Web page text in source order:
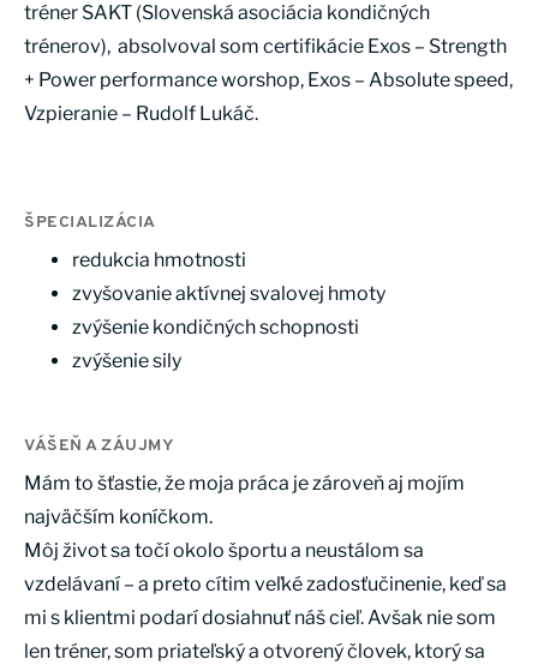
tréner SAKT (Slovenská asociácia kondičných
trénerov), absolvoval som certifikácie Exos – Strength
+ Power performance worshop, Exos – Absolute speed,
Vzpieranie – Rudolf Lukáč.
ŠPECIALIZÁCIA
redukcia hmotnosti
zvyšovanie aktívnej svalovej hmoty
zvýšenie kondičných schopnosti
zvýšenie sily
VÁŠEŇ A ZÁUJMY
Mám to šťastie, že moja práca je zároveň aj mojím
najväčším koníčkom.
Môj život sa točí okolo športu a neustálom sa
vzdelávaní – a preto cítim veľké zadosťučinenie, keď sa
mi s klientmi podarí dosiahnuť náš cieľ. Avšak nie som
len tréner, som priateľský a otvorený človek, ktorý sa